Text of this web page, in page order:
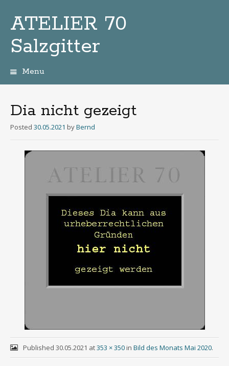
ATELIER 70
Salzgitter
Menu
Dia nicht gezeigt
Posted 30.05.2021 byBernd
Published 30.05.2021 at353 × 350in Bild des Monats Mai 2020.